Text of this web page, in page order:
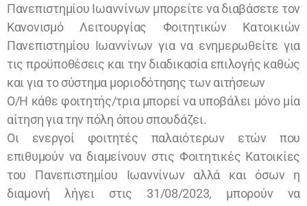
Πανεπιστημίου Ιωαννίνων μπορείτε να διαβάσετε τον
Κανονισμό Λειτουργίας Φοιτητικών Κατοικιών
Πανεπιστημίου Ιωαννίνων για να ενημερωθείτε για
τις προϋποθέσεις και την διαδικασία επιλογής καθώς
και για το σύστημα μοριοδότησης των αιτήσεων
Ο/Η κάθε φοιτητής/τρια μπορεί να υποβάλει μόνο μία
αίτηση για την πόλη όπου σπουδάζει.
Οι ενεργοί φοιτητές παλαιότερων ετών που
επιθυμούν να διαμείνουν στις Φοιτητικές Κατοικίες
του Πανεπιστημίου Ιωαννίνων αλλά και όσων η
διαμονή λήγει στις 31/08/2023, μπορούν να